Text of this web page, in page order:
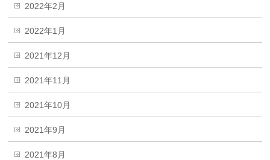
2022年2月
2022年1月
2021年12月
2021年11月
2021年10月
2021年9月
2021年8月